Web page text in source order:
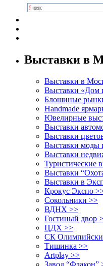
Выставки в
Выставки в
Выставки «Дом
Блошиные
Handmade
Ювелирные
Выставки
Выставки
Выставки моды
Выставки
Туристические
Выставки
Выставки в
Крокус Экспо
Сокольники >>
ВДНХ >>
Гостиный двор
ЦДХ >>
СК
Тишинка >>
Artplay >>
Завод “Флакон”